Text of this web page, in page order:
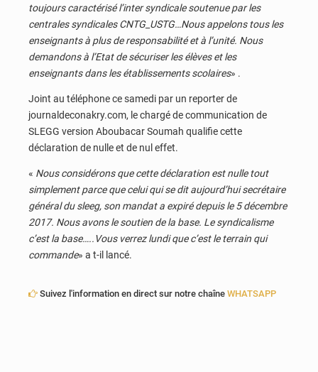
toujours caractérisé l’inter syndicale soutenue par les
centrales syndicales CNTG_USTG…Nous appelons tous les
enseignants à plus de responsabilité et à l’unité. Nous
demandons à l’Etat de sécuriser les élèves et les
enseignants dans les établissements scolaires» .
Joint au téléphone ce samedi par un reporter de
journaldeconakry.com, le chargé de communication de
SLEGG version Aboubacar Soumah qualifie cette
déclaration de nulle et de nul effet.
« Nous considérons que cette déclaration est nulle tout
simplement parce que celui qui se dit aujourd’hui secrétaire
général du sleeg, son mandat a expiré depuis le 5 décembre
2017. Nous avons le soutien de la base. Le syndicalisme
c’est la base…..Vous verrez lundi que c’est le terrain qui
commande» a t-il lancé.
Suivez l'information en direct sur notre chaîne WHATSAPP